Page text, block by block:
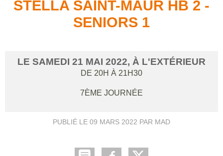
STELLA SAINT-MAUR HB 2 -
SENIORS 1
LE SAMEDI 21 MAI 2022, À L'EXTÉRIEUR
DE 20H À 21H30
7ÈME JOURNÉE
PUBLIÉ LE 09 MARS 2022 PAR MAD